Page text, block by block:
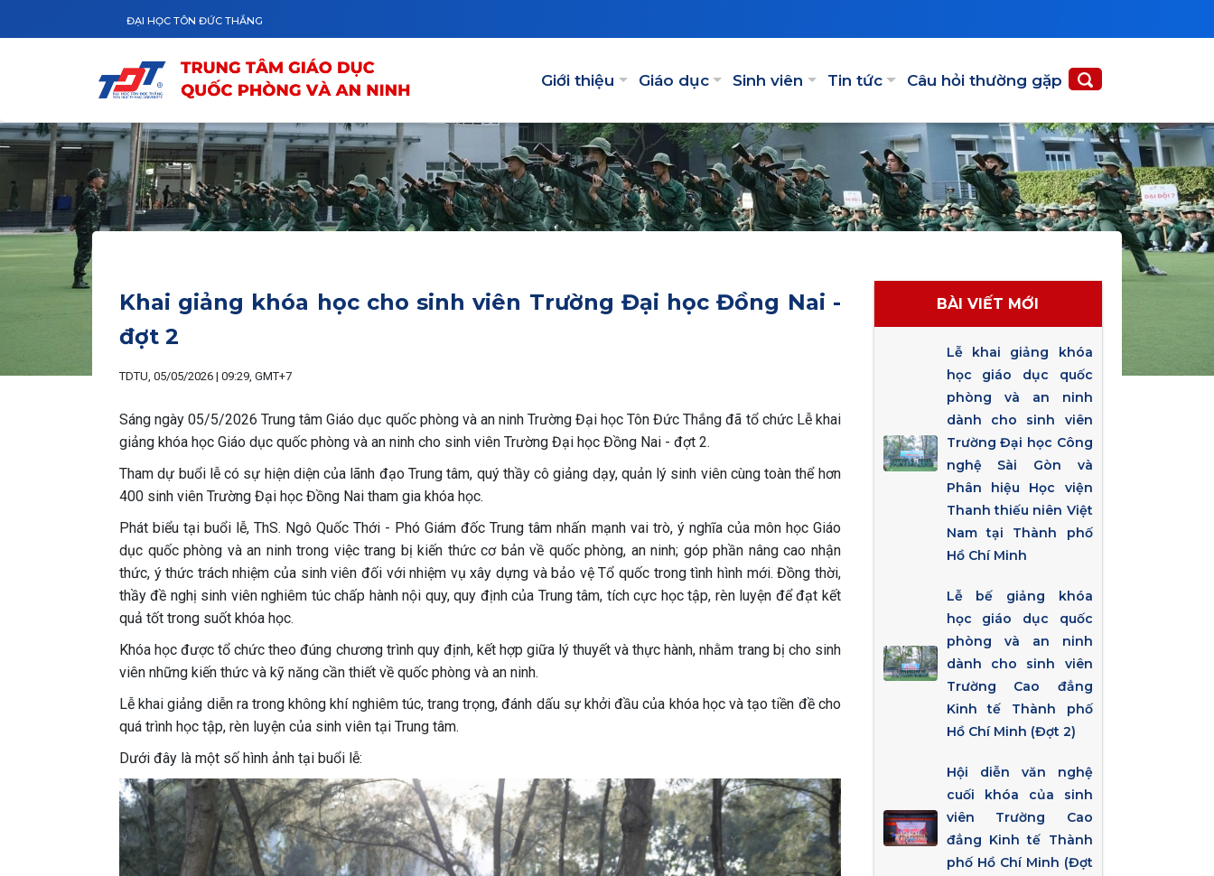
ĐẠI HỌC TÔN ĐỨC THẮNG
Giới thiệu Giáo dục Sinh viên Tin tức Câu hỏi thường gặp
Khai giảng khóa học cho sinh viên Trường Đại học Đồng Nai -
đợt 2
TDTU, 05/05/2026 | 09:29, GMT+7
Sáng ngày 05/5/2026 Trung tâm Giáo dục quốc phòng và an ninh Trường Đại học Tôn Đức Thắng đã tổ chức Lễ khai
giảng khóa học Giáo dục quốc phòng và an ninh cho sinh viên Trường Đại học Đồng Nai - đợt 2.
Tham dự buổi lễ có sự hiện diện của lãnh đạo Trung tâm, quý thầy cô giảng dạy, quản lý sinh viên cùng toàn thể hơn
400 sinh viên Trường Đại học Đồng Nai tham gia khóa học.
Phát biểu tại buổi lễ, ThS. Ngô Quốc Thới - Phó Giám đốc Trung tâm nhấn mạnh vai trò, ý nghĩa của môn học Giáo
dục quốc phòng và an ninh trong việc trang bị kiến thức cơ bản về quốc phòng, an ninh; góp phần nâng cao nhận
thức, ý thức trách nhiệm của sinh viên đối với nhiệm vụ xây dựng và bảo vệ Tổ quốc trong tình hình mới. Đồng thời,
thầy đề nghị sinh viên nghiêm túc chấp hành nội quy, quy định của Trung tâm, tích cực học tập, rèn luyện để đạt kết
quả tốt trong suốt khóa học.
Khóa học được tổ chức theo đúng chương trình quy định, kết hợp giữa lý thuyết và thực hành, nhằm trang bị cho sinh
viên những kiến thức và kỹ năng cần thiết về quốc phòng và an ninh.
Lễ khai giảng diễn ra trong không khí nghiêm túc, trang trọng, đánh dấu sự khởi đầu của khóa học và tạo tiền đề cho
quá trình học tập, rèn luyện của sinh viên tại Trung tâm.
Dưới đây là một số hình ảnh tại buổi lễ:
BÀI VIẾT MỚI
Lễ khai giảng khóa
học giáo dục quốc
phòng và an ninh
dành cho sinh viên
Trường Đại học Công
nghệ Sài Gòn và
Phân hiệu Học viện
Thanh thiếu niên Việt
Nam tại Thành phố
Hồ Chí Minh
Lễ bế giảng khóa
học giáo dục quốc
phòng và an ninh
dành cho sinh viên
Trường Cao đẳng
Kinh tế Thành phố
Hồ Chí Minh (Đợt 2)
Hội diễn văn nghệ
cuối khóa của sinh
viên Trường Cao
đẳng Kinh tế Thành
phố Hồ Chí Minh (Đợt